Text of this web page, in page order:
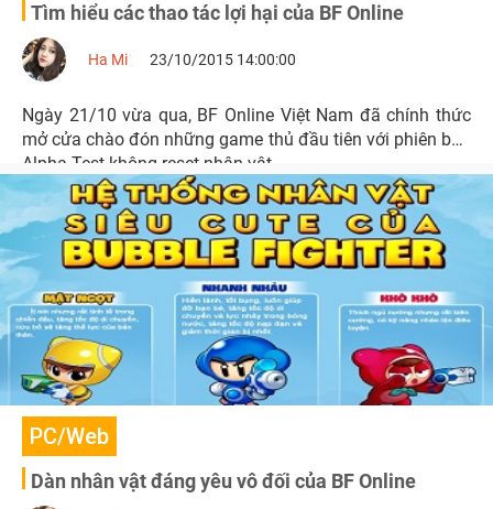
Tìm hiểu các thao tác lợi hại của BF Online
Ha Mi 23/10/2015 14:00:00
Ngày 21/10 vừa qua, BF Online Việt Nam đã chính thức
mở cửa chào đón những game thủ đầu tiên với phiên bản
Alpha Test không reset nhân vật.
PC/Web
Dàn nhân vật đáng yêu vô đối của BF Online